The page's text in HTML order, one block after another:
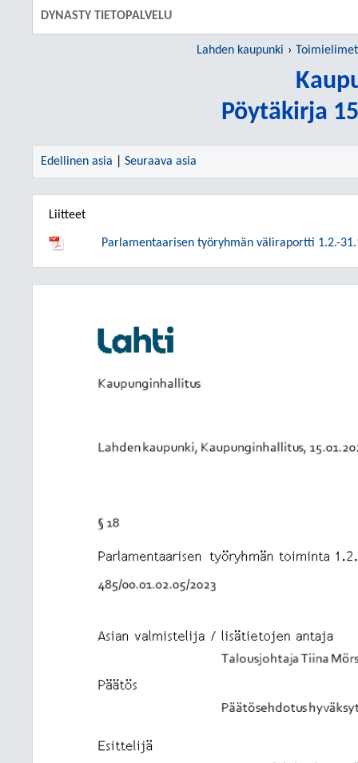
DYNASTY TIETOPALVELU
Lahden kaupunki Toimielimet
Pöytäkirja
Edellinen asia Seuraava asia
Liitteet
Parlamentaarisen työryhmän väliraportti 1.2.-